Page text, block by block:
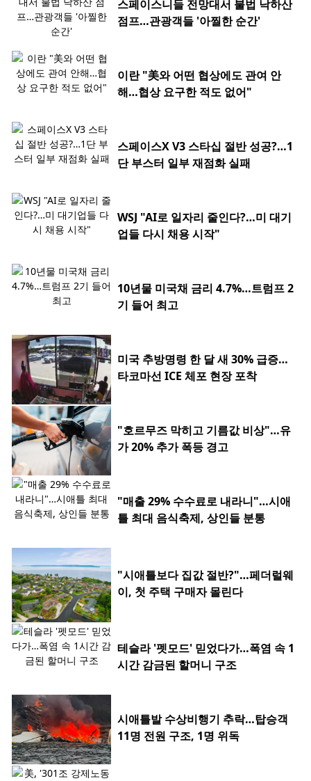
스페이스니들 전망대서 불법 낙하산
점프…관광객들 '아찔한 순간'
이란 "美와 어떤 협상에도 관여 안
해…협상 요구한 적도 없어"
스페이스X V3 스타십 절반 성공?…1
단 부스터 일부 재점화 실패
WSJ "AI로 일자리 줄인다?…미 대기
업들 다시 채용 시작"
10년물 미국채 금리 4.7%…트럼프 2
기 들어 최고
미국 추방명령 한 달 새 30% 급증…
타코마선 ICE 체포 현장 포착
"호르무즈 막히고 기름값 비상"…유
가 20% 추가 폭등 경고
"매출 29% 수수료로 내라니"…시애
틀 최대 음식축제, 상인들 분통
"시애틀보다 집값 절반?"…페더럴웨
이, 첫 주택 구매자 몰린다
테슬라 '펫모드' 믿었다가…폭염 속 1
시간 감금된 할머니 구조
시애틀발 수상비행기 추락…탑승객
11명 전원 구조, 1명 위독